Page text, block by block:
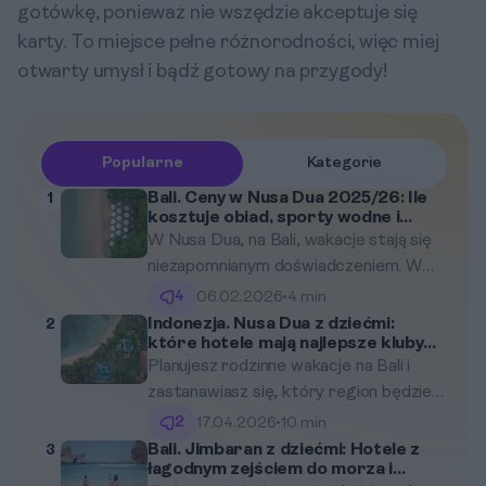
gotówkę, ponieważ nie wszędzie akceptuje się
karty. To miejsce pełne różnorodności, więc miej
otwarty umysł i bądź gotowy na przygody!
Popularne Kategorie
1
Bali. Ceny w Nusa Dua 2025/26: Ile
kosztuje obiad, sporty wodne i
masaż?
W Nusa Dua, na Bali, wakacje stają się
niezapomnianym doświadczeniem. W
2025/26 roku, z atrakcyjnymi cenami
na posiłki, sporty wodne oraz usługi
spa, odkryj coworkingowy raj, który
czeka na Ciebie.
4 06.02.2026•4 min
2
Indonezja. Nusa Dua z dziećmi:
które hotele mają najlepsze kluby
dla najmłodszych i bezpieczne
plaże?
Planujesz rodzinne wakacje na Bali i
zastanawiasz się, który region będzie
najlepszy dla Twoich pociech? Nusa
Dua, ze swoją spokojną atmosferą,
luksusowymi resortami i plażami o
2 17.04.2026•10 min
3
Bali. Jimbaran z dziećmi: Hotele z
łagodnym zejściem do morza i